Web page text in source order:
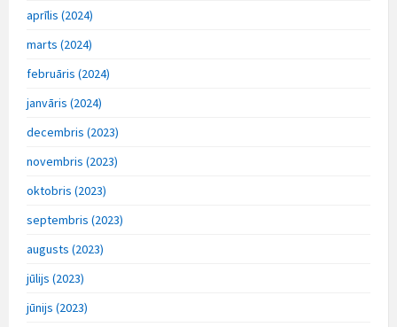
aprīlis (2024)
marts (2024)
februāris (2024)
janvāris (2024)
decembris (2023)
novembris (2023)
oktobris (2023)
septembris (2023)
augusts (2023)
jūlijs (2023)
jūnijs (2023)